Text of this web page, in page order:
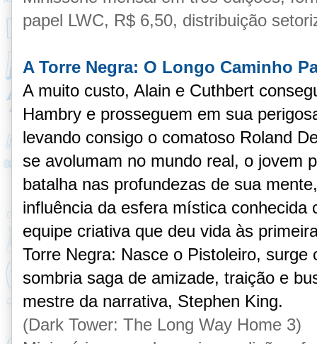
papel LWC, R$ 6,50, distribuição
A Torre Negra: O Longo Caminho
A muito custo, Alain e Cuthbert
Hambry e prosseguem em sua
levando consigo o comatoso Roland
se avolumam no mundo real, o jovem
batalha nas profundezas de sua
influência da esfera mística conhecida
equipe criativa que deu vida às
Torre Negra: Nasce o Pistoleiro,
sombria saga de amizade, traição e
mestre da narrativa, Stephen King.
(Dark Tower: The Long Way Home 3)